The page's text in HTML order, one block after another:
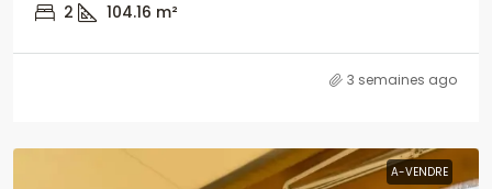
2 104.16 m²
3 semaines ago
A-VENDRE